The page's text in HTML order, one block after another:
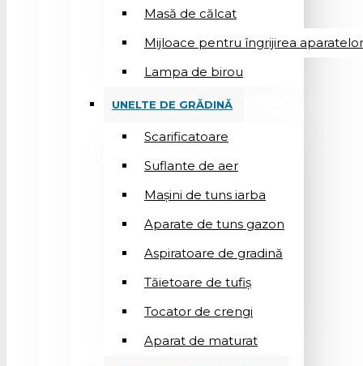
Masă de călcat
Mijloace pentru îngrijirea
Lampa de birou
UNELTE DE GRĂDINĂ
Scarificatoare
Suflantе de aer
Mașini de tuns iarba
Aparate de tuns gazon
Aspiratoare de gradină
Tăietoare de tufiș
Tocator de crengi
Aparat de maturat